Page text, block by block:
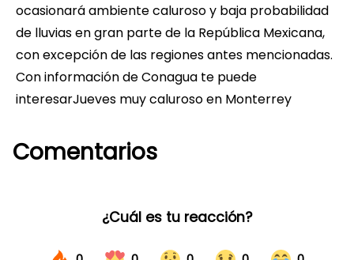
ocasionará ambiente caluroso y baja probabilidad
de lluvias en gran parte de la República Mexicana,
con excepción de las regiones antes mencionadas.
Con información de Conagua te puede
interesarJueves muy caluroso en Monterrey
Comentarios